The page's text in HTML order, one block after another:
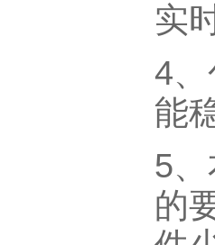
实
4
能
5
的